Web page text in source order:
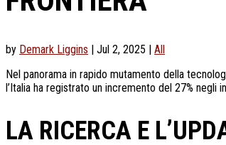
by Demark Liggins Jul 2, 2025
All
Nel panorama in rapido mutamento della
l’Italia ha registrato un incremento del 27%
LA RICERCA E